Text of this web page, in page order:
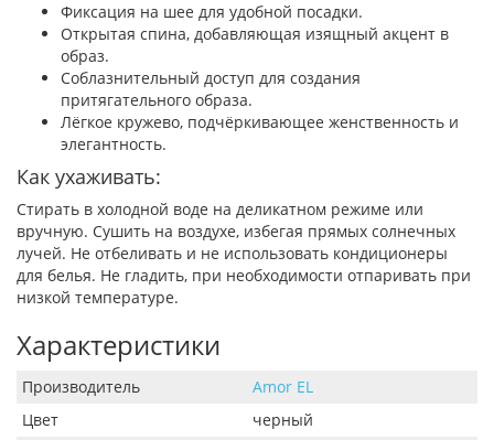
Фиксация на шее для удобной посадки.
Открытая спина, добавляющая изящный акцент в
образ.
Соблазнительный доступ для создания
притягательного образа.
Лёгкое кружево, подчёркивающее женственность и
элегантность.
Как ухаживать:
Стирать в холодной воде на деликатном режиме или
вручную. Сушить на воздухе, избегая прямых солнечных
лучей. Не отбеливать и не использовать кондиционеры
для белья. Не гладить, при необходимости отпаривать при
низкой температуре.
Характеристики
Производитель
Amor EL
Цвет
черный